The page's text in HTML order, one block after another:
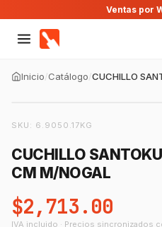
Ventas por
Inicio/Catálogo/
SKU: 6.9050.17KG
CUCHILLO
CM M/NOGAL
$2,713.00
IVA incluido · Precios sincronizados